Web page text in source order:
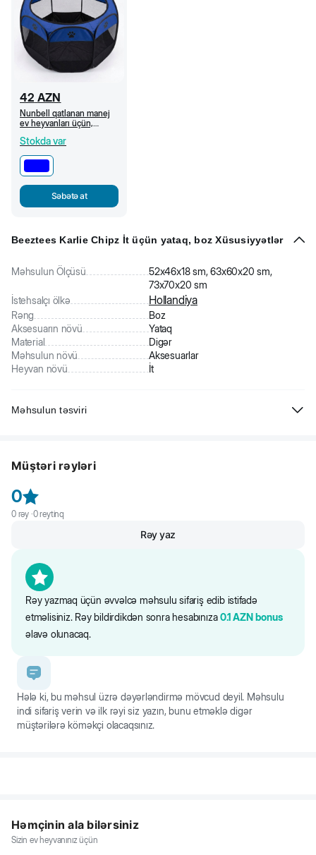
42 AZN
Nunbell qatlanan manej
ev heyvanları üçün,
Stokda var
Səbətə at
Beeztees Karlie Chipz İt üçün yataq, boz Xüsusiyyətlər
Məhsulun Ölçüsü
52x46x18 sm, 63x60x20 sm,
73x70x20 sm
İstehsalçı ölkə
Hollandiya
Rəng
Boz
Aksesuarın növü
Yataq
Material
Digər
Məhsulun növü
Aksesuarlar
Heyvan növü
İt
Məhsulun təsviri
görə daha da rahatdır. Yatağı paltaryuyan maşında 30℃
Müştəri rəyləri
0
0rəy ·0reytinq
Rəy yazmaq üçün əvvəlcə məhsulu sifariş edib istifadə
etməlisiniz. Rəy bildirdikdən sonra hesabınıza0.1 AZN bonus
əlavə olunacaq.
Rəy yaz
Hələ ki, bu məhsul üzrə dəyərləndirmə mövcud deyil. Məhsulu
indi sifariş verin və ilk rəyi siz yazın, bunu etməklə digər
müştərilərə köməkçi olacaqsınız.
Həmçinin ala bilərsiniz
Sizin ev heyvanınız üçün